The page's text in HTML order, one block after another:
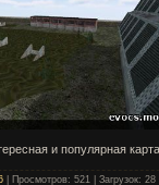
и популярная
Просмотров: 521 Загрузок: 28